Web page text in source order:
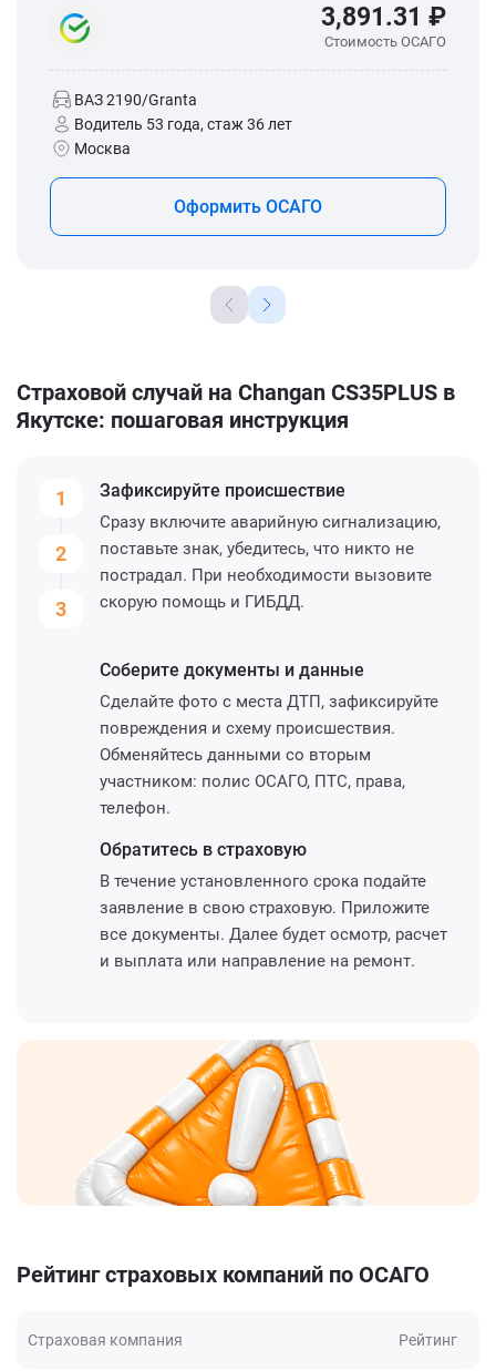
3,891.31 ₽
Стоимость ОСАГО
ВАЗ 2190/Granta
Водитель 53 года, стаж 36 лет
Москва
Оформить ОСАГО
Страховой случай на Changan CS35PLUS в
Якутске: пошаговая инструкция
1
2
3
Зафиксируйте происшествие
Сразу включите аварийную сигнализацию,
поставьте знак, убедитесь, что никто не
пострадал. При необходимости вызовите
скорую помощь и ГИБДД.
Соберите документы и данные
Сделайте фото с места ДТП, зафиксируйте
повреждения и схему происшествия.
Обменяйтесь данными со вторым
участником: полис ОСАГО, ПТС, права,
телефон.
Обратитесь в страховую
В течение установленного срока подайте
заявление в свою страховую. Приложите
все документы. Далее будет осмотр, расчет
и выплата или направление на ремонт.
Рейтинг страховых компаний по ОСАГО
Страховая компания Рейтинг